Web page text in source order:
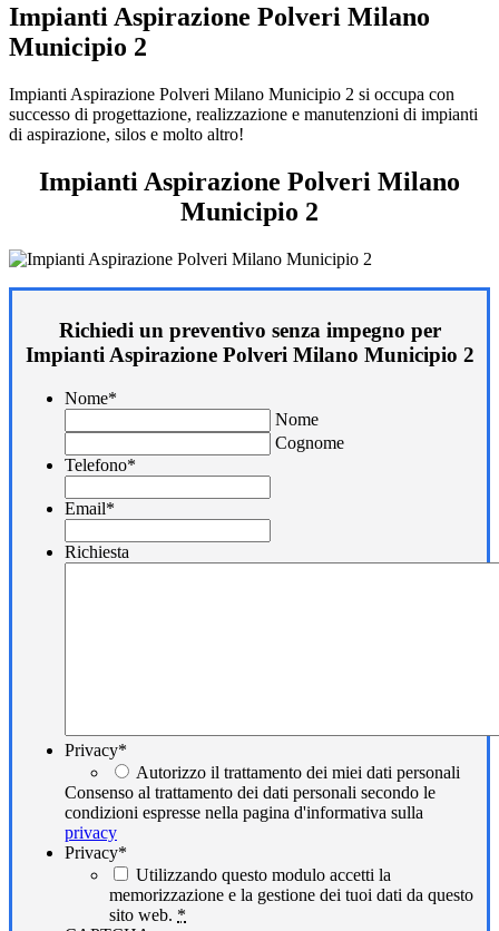
Impianti Aspirazione Polveri Milano
Municipio 2
Impianti Aspirazione Polveri Milano Municipio 2 si occupa con
successo di progettazione, realizzazione e manutenzioni di impianti
di aspirazione, silos e molto altro!
Impianti Aspirazione Polveri Milano
Municipio 2
Richiedi un preventivo senza impegno per
Impianti Aspirazione Polveri Milano Municipio 2
Nome*
Nome
Cognome
Telefono*
Email*
Richiesta
Privacy*
Autorizzo il trattamento dei miei dati personali
Consenso al trattamento dei dati personali secondo le
condizioni espresse nella pagina d'informativa sulla
privacy
Privacy*
Utilizzando questo modulo accetti la
memorizzazione e la gestione dei tuoi dati da questo
sito web. *